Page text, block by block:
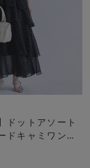
ドットアソート
ドキャミワンピ